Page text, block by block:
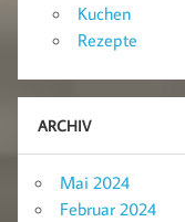
Kuchen
Rezepte
ARCHIV
Mai 2024
Februar 2024